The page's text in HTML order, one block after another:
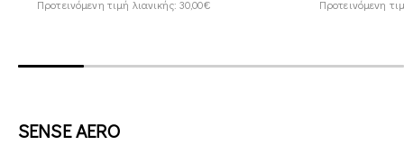
Προτεινόμενη τιμή λιανικής: 30,00€ Προτεινόμενη
SENSE AERO